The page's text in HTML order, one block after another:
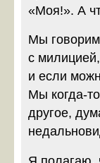
«Моя!». А
Мы говорим
с
и если
Мы когда-
другое,